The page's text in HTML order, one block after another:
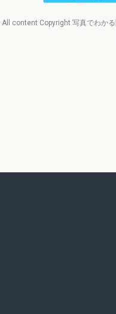
All content Copyright 写真でわか